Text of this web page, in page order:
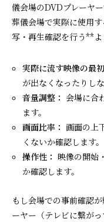
儀会場のDVDプレーヤ
葬儀会場で実際に使用
写・再生確認を行う**よ
実際に流す映像の最
が出なくなったりし
音量調整： 会場に合
ます。
画面比率： 画面の上
くないか確認します。
操作性： 映像の開始
か確認します。
もし会場での事前確認
ーヤー（テレビに繋が